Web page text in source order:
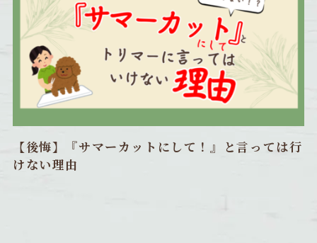
【後悔】『サマーカットにして！』と言っては行
けない理由